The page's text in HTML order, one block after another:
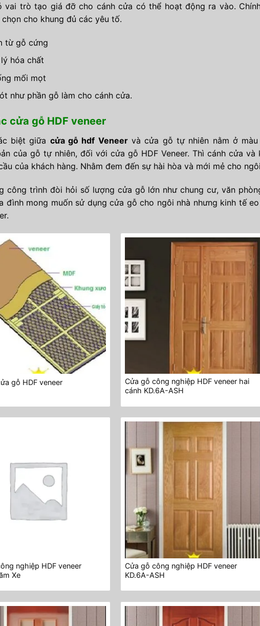
vai trò tạo giá đỡ cho cánh cửa có thể hoạt động ra vào.
cho khung đủ các yêu tố.
từ gỗ cứng
hóa chất
mối mọt
như phần gỗ làm cho cánh cửa.
cửa gỗ HDF veneer
biệt giữa cửa gỗ hdf Veneervà cửa gỗ tự nhiên nằm ở
của gỗ tự nhiên, đối với cửa gỗ HDF Veneer. Thì cánh cửa
của khách hàng. Nhằm đem đến sự hài hòa và mới mẻ cho
công trình đòi hỏi số lượng cửa gỗ lớn như chung cư, văn
đình mong muốn sử dụng cửa gỗ cho ngôi nhà nhưng kinh tế
gỗ HDF veneer
Cửa gỗ công nghiệp HDF veneer hai
cánh KD.6A-ASH
nghiệp HDF veneer
Xe
Cửa gỗ công nghiệp HDF veneer
KD.6A-ASH